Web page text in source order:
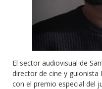
El sector audiovisual de
director de cine y guionista
con el premio especial del